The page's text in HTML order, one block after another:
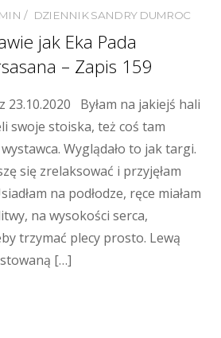
DZIENNIK SANDRY DUMROC
jak Eka Pada
– Zapis 159
23.10.2020 Byłam na jakiejś hali
swoje stoiska, też coś tam
Wyglądało to jak targi.
się zrelaksować i przyjęłam
na podłodze, ręce miałam
na wysokości serca,
trzymać plecy prosto. Lewą
[…]